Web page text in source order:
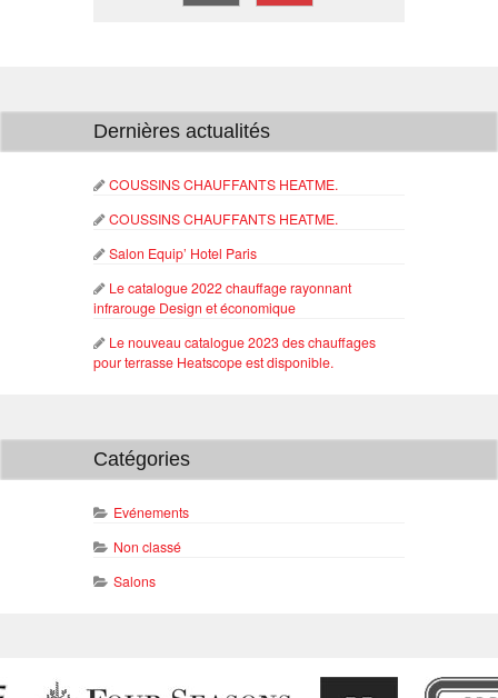
Dernières actualités
COUSSINS CHAUFFANTS HEATME.
COUSSINS CHAUFFANTS HEATME.
Salon Equip’ Hotel Paris
Le catalogue 2022 chauffage rayonnant
infrarouge Design et économique
Le nouveau catalogue 2023 des chauffages
pour terrasse Heatscope est disponible.
Catégories
Evénements
Non classé
Salons